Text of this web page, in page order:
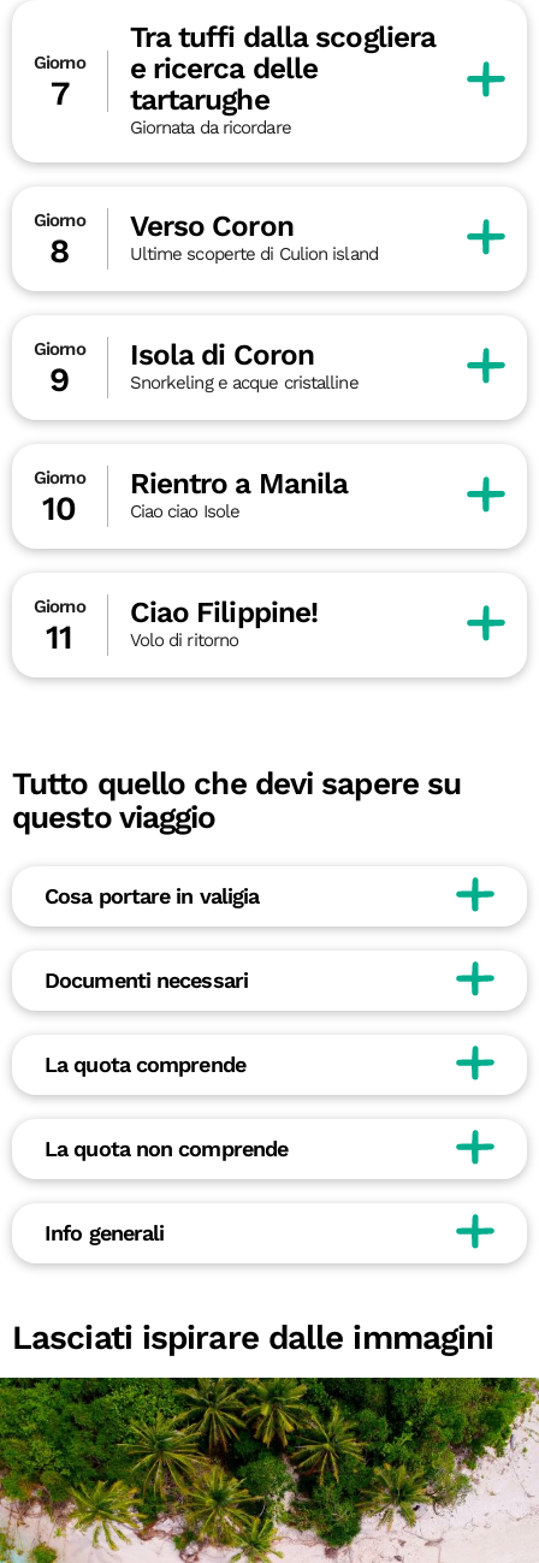
Giorno
7
Tra tuffi dalla scogliera
e ricerca delle
tartarughe
Giornata da ricordare
Giorno
8
Verso Coron
Ultime scoperte di Culion island
Giorno
9
Isola di Coron
Snorkeling e acque cristalline
Giorno
10
Rientro a Manila
Ciao ciao Isole
Giorno
11
Ciao Filippine!
Volo di ritorno
Tutto quello che devi sapere su
questo viaggio
Cosa portare in valigia
Documenti necessari
La quota comprende
La quota non comprende
Info generali
Lasciati ispirare dalle immagini